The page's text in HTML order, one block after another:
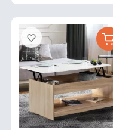
favorite_border